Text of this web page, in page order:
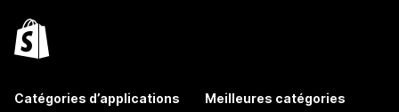
Catégories d’applications Meilleures catégories